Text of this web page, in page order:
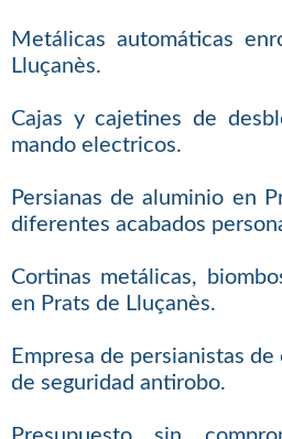
Metálicas automáticas
Lluçanès.
Cajas y cajetines de
mando electricos.
Persianas de aluminio en
diferentes acabados
Cortinas metálicas,
en Prats de Lluçanès.
Empresa de persianistas
de seguridad antirobo.